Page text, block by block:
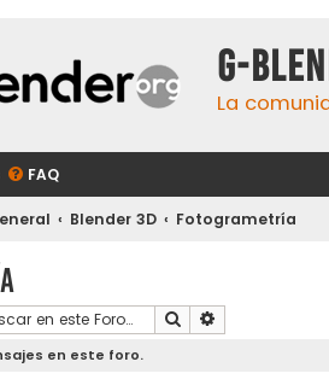
G-
La
FAQ
Blender 3D Fotogrametría
Buscar
en este foro.